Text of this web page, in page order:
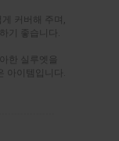
커버해 주며,
기 좋습니다.
한 실루엣을
아이템입니다.